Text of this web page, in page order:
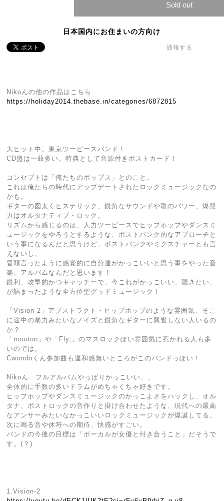
Sold out
日本国内にお住まいの方向け
通報する
Nikoんの他の作品はこちら
https://holiday2014.thebase.in/categories/6872815
大ヒット中。東京ツーピースバンド！
CD盤は一曲多い。特典として音源付きポストカード！
コンセプトは「俺たちのポップス」とのこと。
これは俺たちの時代にアップデートされたロックミュージックなの
かも。
ギターの図太くヒステリック、鋭角なサウンドや歌のパワー、爆発
力はオルタナティブ・ロック。
リズムから感じるのは、人力ツーピースでヒップホップやダンスミ
ュージックをやろうとするような、ポストパンク的なアプローチと
いう事になるんだと思うけど、ポストパンクやミクスチャーとも言
えないし、
冒頭言ったように感覚的に自分達がかっこいいと思う事をやった音
楽、アルバムなんだと思います！
鋭利、攻撃的かつキャッチーで、今これがかっこいい、聴きたい、
が詰まったような全方位型グッドミュージック！
「Vision-2」アブストラクト・ヒップホップのような雰囲気、そこ
に途中の暴力みたいなノイズと鋭角なギターに興奮しない人いるの
か？
「mouton」や「Fly,」のマスロックぽい雰囲気に惹かれる人も多
いのでは。
Cwondoくん参加曲も違和感無いところがこのバンドっぽい！
Nikoん フルアルバムやっぱりかっこいい、、
全体的に手数の多いドラムがめちゃくちゃ好きです。
ヒップホップやダンスミュージックのかっこよさをハックし、オル
タナ、ポストロックの音作りと掛け合わせたような、現代への最高
なアンサーみたいなかっこいいロックミュージックが爆誕してる。
次に鳴る音や休符への期待、快感がすごい。
バンドの今後の目標は「ボーカルが女優と付き合うこと」だそうで
す。(？)
1.Vision-2